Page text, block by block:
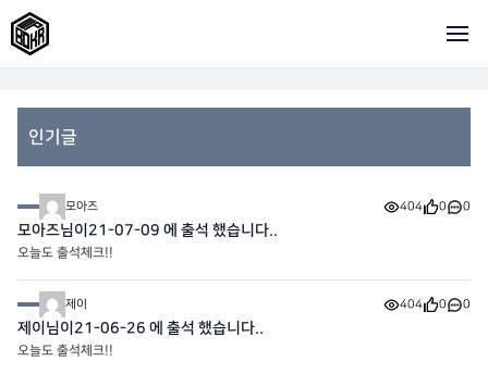
인기글
모아즈 404 0 0
모아즈님이21-07-09 에 출석 했습니다..
오늘도 출석체크!!
제이 404 0 0
제이님이21-06-26 에 출석 했습니다..
오늘도 출석체크!!